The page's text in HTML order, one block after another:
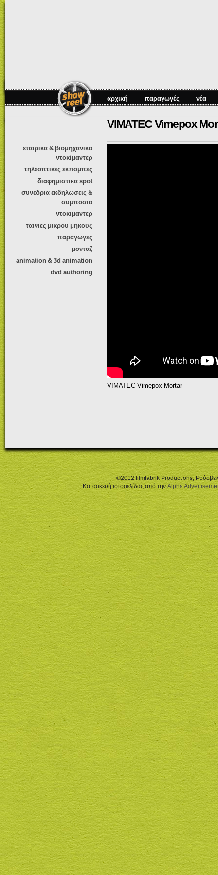
αρχική παραγωγές νέα
εταιρικα & βιομηχανικα
ντοκiμαντερ
τηλεοπτικες εκπομπες
διαφημιστικα spot
συνεδρια εκδηλωσεις &
συμποσια
ντοκιμαντερ
ταινιες μικρου μηκους
παραγωγες
μονταζ
animation & 3d animation
dvd authoring
VIMATEC Vimepox
VIMATEC Vimepox Mortar
©2012 filmfabrik Productions,
Κατασκευή ιστοσελίδας από τηνAlpha